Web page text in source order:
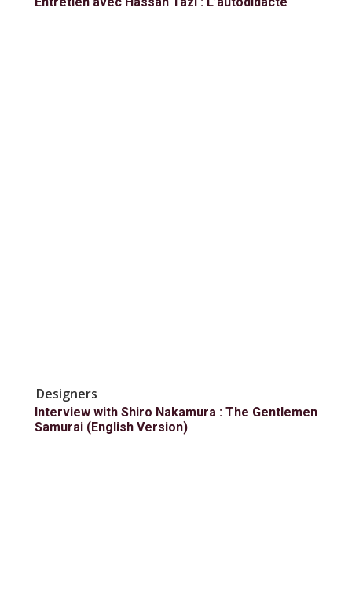
Designers
Interview with Shiro Nakamura : The Gentlemen
Samurai (English Version)